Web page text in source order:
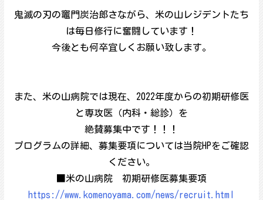
鬼滅の刃の竈門炭治郎さながら、米の山レジデントたち
は毎日修行に奮闘しています！
今後とも何卒宜しくお願い致します。
また、米の山病院では現在、2022年度からの初期研修医
と専攻医（内科・総診）を
絶賛募集中です！！！
プログラムの詳細、募集要項については当院HPをご確認
ください。
■米の山病院 初期研修医募集要項
https://www.komenoyama.com/news/recruit.html